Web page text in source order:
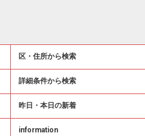
区・住所から検索
詳細条件から検索
昨日・本日の新着
information